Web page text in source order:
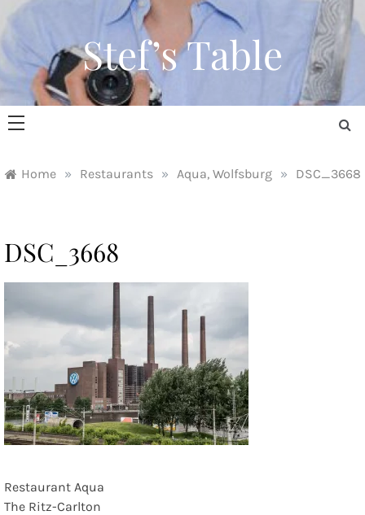
Skip
content
Stef’s Table
Home » Restaurants » Aqua, Wolfsburg » DSC_3668
DSC_3668
Restaurant Aqua
The Ritz-Carlton